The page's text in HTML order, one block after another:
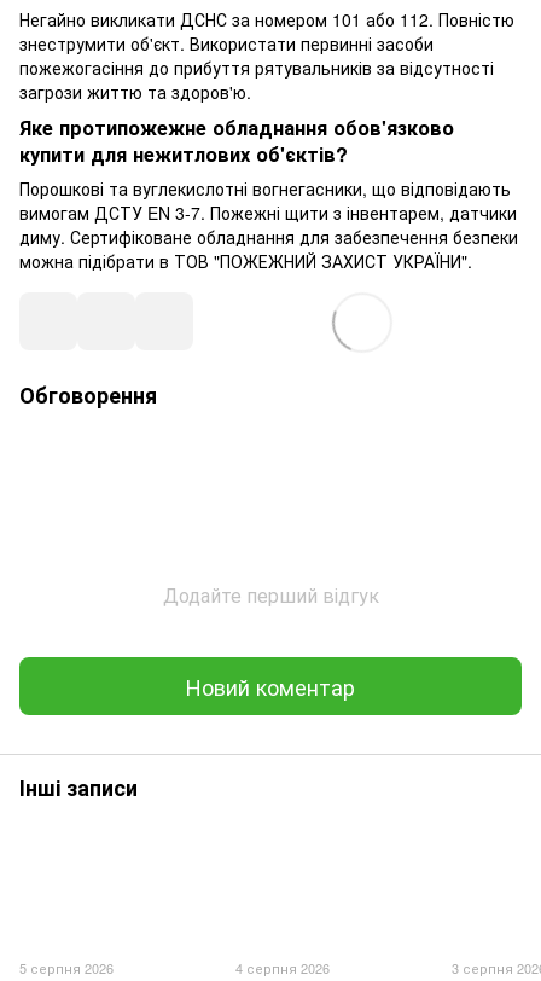
Негайно викликати ДСНС за номером 101 або 112. Повністю
знеструмити об'єкт. Використати первинні засоби
пожежогасіння до прибуття рятувальників за відсутності
загрози життю та здоров'ю.
Яке протипожежне обладнання обов'язково
купити для нежитлових об'єктів?
Порошкові та вуглекислотні вогнегасники, що відповідають
вимогам ДСТУ EN 3-7. Пожежні щити з інвентарем, датчики
диму. Сертифіковане обладнання для забезпечення безпеки
можна підібрати в ТОВ "ПОЖЕЖНИЙ ЗАХИСТ УКРАЇНИ".
Обговорення
Додайте перший відгук
Новий коментар
Інші записи
5 серпня 2026 4 серпня 2026 3 серпня